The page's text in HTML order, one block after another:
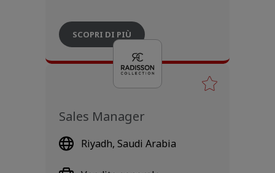
SCOPRI DI PIÙ
Sales Manager
Riyadh, Saudi Arabia